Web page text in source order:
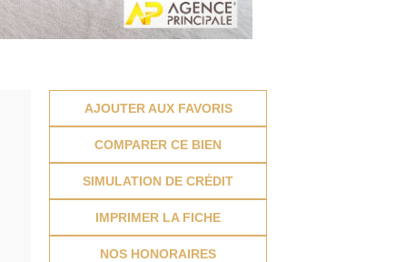
AJOUTER AUX FAVORIS
COMPARER CE BIEN
SIMULATION DE CRÉDIT
IMPRIMER LA FICHE
NOS HONORAIRES